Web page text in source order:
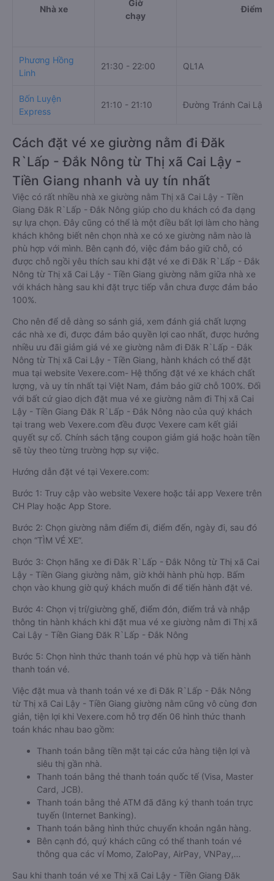
Nhà xe
Giờ
chạy
Điểm đi
Phương Hồng
Linh
21:30 - 22:00 QL1A
Bốn Luyện
Express
21:10 - 21:10 Đường Tránh Cai Lậy
Cách đặt vé xe giường nằm đi Đăk
R`Lấp - Đắk Nông từ Thị xã Cai Lậy -
Tiền Giang nhanh và uy tín nhất
Việc có rất nhiều nhà xe giường nằm Thị xã Cai Lậy - Tiền
Giang Đăk R`Lấp - Đắk Nông giúp cho du khách có đa dạng
sự lựa chọn. Đây cũng có thể là một điều bất lợi làm cho hàng
khách không biết nên chọn nhà xe có xe giường nằm nào là
phù hợp với mình. Bên cạnh đó, việc đảm bảo giữ chỗ, có
được chỗ ngồi yêu thích sau khi đặt vé xe đi Đăk R`Lấp - Đắk
Nông từ Thị xã Cai Lậy - Tiền Giang giường nằm giữa nhà xe
với khách hàng sau khi đặt trực tiếp vẫn chưa được đảm bảo
100%.
Cho nên để dễ dàng so sánh giá, xem đánh giá chất lượng
các nhà xe đi, được đảm bảo quyền lợi cao nhất, được hưởng
nhiều ưu đãi giảm giá vé xe giường nằm đi Đăk R`Lấp - Đắk
Nông từ Thị xã Cai Lậy - Tiền Giang, hành khách có thể đặt
mua tại website Vexere.com- Hệ thống đặt vé xe khách chất
lượng, và uy tín nhất tại Việt Nam, đảm bảo giữ chỗ 100%. Đối
với bất cứ giao dịch đặt mua vé xe giường nằm đi Thị xã Cai
Lậy - Tiền Giang Đăk R`Lấp - Đắk Nông nào của quý khách
tại trang web Vexere.com đều được Vexere cam kết giải
quyết sự cố. Chính sách tặng coupon giảm giá hoặc hoàn tiền
sẽ tùy theo từng trường hợp sự việc.
Hướng dẫn đặt vé tại Vexere.com:
Bước 1: Truy cập vào website Vexere hoặc tải app Vexere trên
CH Play hoặc App Store.
Bước 2: Chọn giường nằm điểm đi, điểm đến, ngày đi, sau đó
chọn “TÌM VÉ XE”.
Bước 3: Chọn hãng xe đi Đăk R`Lấp - Đắk Nông từ Thị xã Cai
Lậy - Tiền Giang giường nằm, giờ khởi hành phù hợp. Bấm
chọn vào khung giờ quý khách muốn đi để tiến hành đặt vé.
Bước 4: Chọn vị trí/giường ghế, điểm đón, điểm trả và nhập
thông tin hành khách khi đặt mua vé xe giường nằm đi Thị xã
Cai Lậy - Tiền Giang Đăk R`Lấp - Đắk Nông
Bước 5: Chọn hình thức thanh toán vé phù hợp và tiến hành
thanh toán vé.
Việc đặt mua và thanh toán vé xe đi Đăk R`Lấp - Đắk Nông
từ Thị xã Cai Lậy - Tiền Giang giường nằm cũng vô cùng đơn
giản, tiện lợi khi Vexere.com hỗ trợ đến 06 hình thức thanh
toán khác nhau bao gồm:
Thanh toán bằng tiền mặt tại các cửa hàng tiện lợi và
siêu thị gần nhà.
Thanh toán bằng thẻ thanh toán quốc tế (Visa, Master
Card, JCB).
Thanh toán bằng thẻ ATM đã đăng ký thanh toán trực
tuyến (Internet Banking).
Thanh toán bằng hình thức chuyển khoản ngân hàng.
Bên cạnh đó, quý khách cũng có thể thanh toán vé
thông qua các ví Momo, ZaloPay, AirPay, VNPay,…
Sau khi thanh toán vé xe Thị xã Cai Lậy - Tiền Giang Đăk